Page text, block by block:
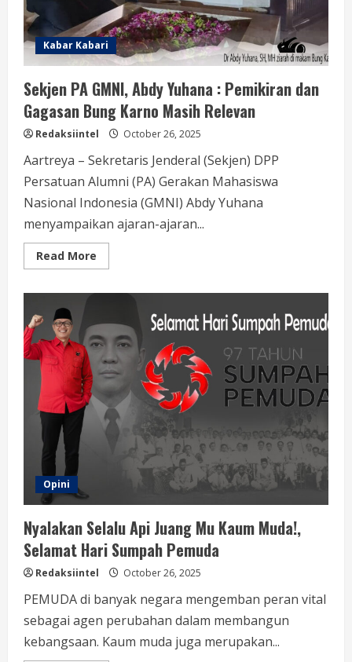
Kabar Kabari
Sekjen PA GMNI, Abdy Yuhana : Pemikiran dan
Gagasan Bung Karno Masih Relevan
Redaksiintel October 26, 2025
Aartreya – Sekretaris Jenderal (Sekjen) DPP
Persatuan Alumni (PA) Gerakan Mahasiswa
Nasional Indonesia (GMNI) Abdy Yuhana
menyampaikan ajaran-ajaran...
Read More
more
Abdy
Yuhana
:
Pemikiran
dan
Gagasan
Bung
Karno
Masih
Relevan
Opini
Nyalakan Selalu Api Juang Mu Kaum Muda!,
Selamat Hari Sumpah Pemuda
Redaksiintel October 26, 2025
PEMUDA di banyak negara mengemban peran vital
sebagai agen perubahan dalam membangun
kebangsaan. Kaum muda juga merupakan...